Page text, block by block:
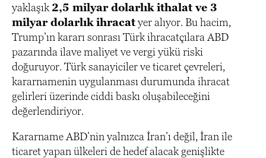
yaklaşık 2,5 milyar dolarlık ithalat ve 3
milyar dolarlık ihracatyer alıyor. Bu hacim,
Trump’ın kararı sonrası Türk ihracatçılara ABD
pazarında ilave maliyet ve vergi yükü riski
doğuruyor. Türk sanayiciler ve ticaret çevreleri,
kararnamenin uygulanması durumunda ihracat
gelirleri üzerinde ciddi baskı oluşabileceğini
değerlendiriyor.
Kararname ABD’nin yalnızca İran’ı değil, İran ile
ticaret yapan ülkeleri de hedef alacak genişlikte